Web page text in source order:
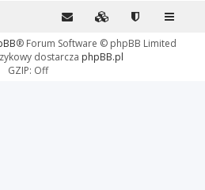
® Forum Software © phpBB Limited
dostarcza phpBB.pl
GZIP: Off